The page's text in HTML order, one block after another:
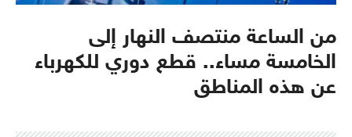
من الساعة منتصف النهار إلى
الخامسة مساء.. قطع دوري للكهرباء
عن هذه المناطق